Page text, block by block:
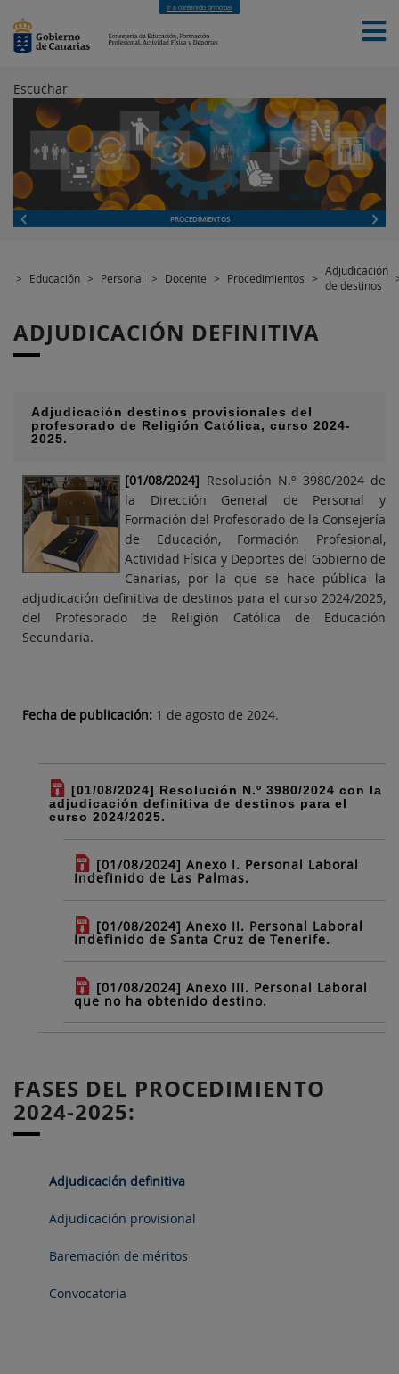
Ir a contenido principal
INICIO EDUCACIÓN
FORMACIÓN PROFESIONAL
CUALIFICACIONES PROFESIONALES
DEPORTES
CONTACTO
[INTRANET]
Escuchar
PROCEDIMIENTOS
> Educación > Personal > Docente > Procedimientos >
Adjudicación
de destinos
ADJUDICACIÓN DEFINITIVA
Adjudicación destinos provisionales del
profesorado de Religión Católica, curso 2024-
2025.
[01/08/2024] Resolución N.º 3980/2024 de
la Dirección General de Personal y
Formación del Profesorado de la Consejería
de Educación, Formación Profesional,
Actividad Física y Deportes del Gobierno de
Canarias, por la que se hace pública la
adjudicación definitiva de destinos para el curso 2024/2025,
del Profesorado de Religión Católica de Educación
Secundaria.
Fecha de publicación: 1 de agosto de 2024.
[01/08/2024] Resolución N.º 3980/2024 con la
adjudicación definitiva de destinos para el
curso 2024/2025.
[01/08/2024] Anexo I. Personal Laboral
Indefinido de Las Palmas.
[01/08/2024] Anexo II. Personal Laboral
Indefinido de Santa Cruz de Tenerife.
[01/08/2024] Anexo III. Personal Laboral
que no ha obtenido destino.
FASES DEL PROCEDIMIENTO
2024-2025:
Adjudicación definitiva
Adjudicación provisional
Baremación de méritos
Convocatoria